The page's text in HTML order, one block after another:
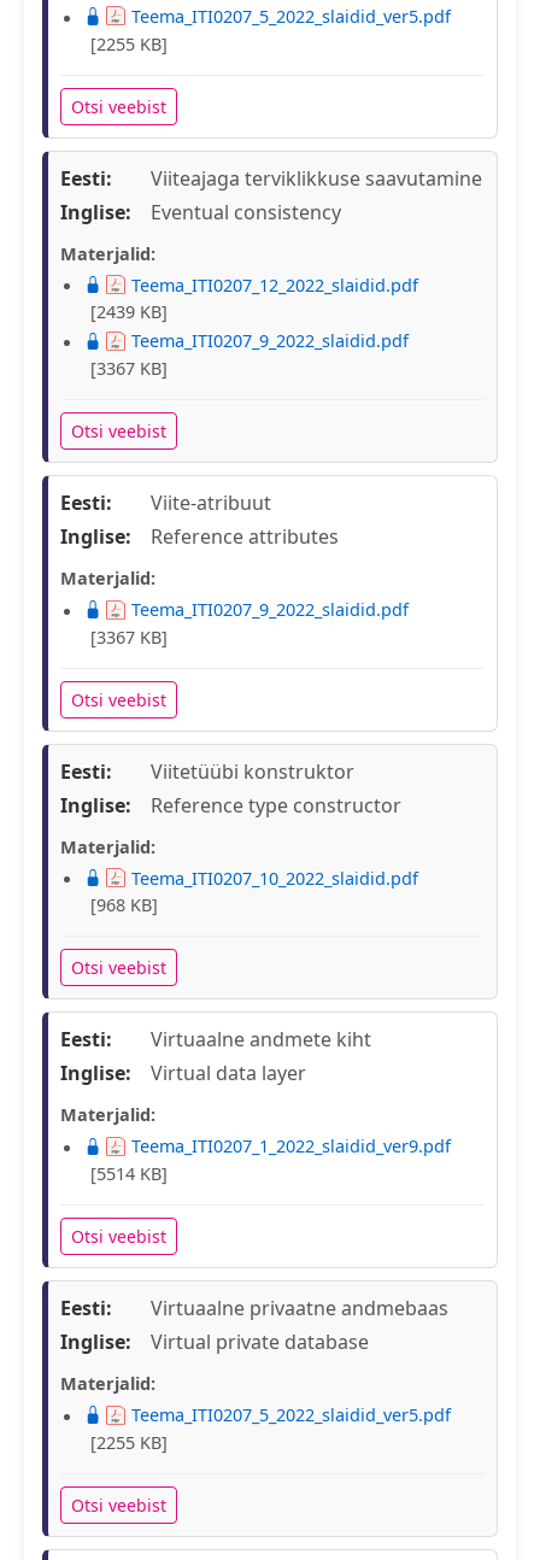
Teema_ITI0207_5_2022_slaidid_ver5.pdf
[2255 KB]
Otsi veebist
Eesti:
Viiteajaga terviklikkuse saavutamine
Inglise:
Eventual consistency
Materjalid:
Teema_ITI0207_12_2022_slaidid.pdf
[2439 KB]
Teema_ITI0207_9_2022_slaidid.pdf
[3367 KB]
Otsi veebist
Eesti:
Viite-atribuut
Inglise:
Reference attributes
Materjalid:
Teema_ITI0207_9_2022_slaidid.pdf
[3367 KB]
Otsi veebist
Eesti:
Viitetüübi konstruktor
Inglise:
Reference type constructor
Materjalid:
Teema_ITI0207_10_2022_slaidid.pdf
[968 KB]
Otsi veebist
Eesti:
Virtuaalne andmete kiht
Inglise:
Virtual data layer
Materjalid:
Teema_ITI0207_1_2022_slaidid_ver9.pdf
[5514 KB]
Otsi veebist
Eesti:
Virtuaalne privaatne andmebaas
Inglise:
Virtual private database
Materjalid:
Teema_ITI0207_5_2022_slaidid_ver5.pdf
[2255 KB]
Otsi veebist